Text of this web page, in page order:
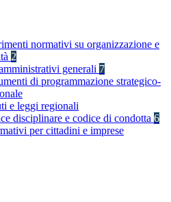
normativi su organizzazione e
2
generali 7
di programmazione strategico-
e leggi regionali
disciplinare e codice di condotta 6
per cittadini e imprese